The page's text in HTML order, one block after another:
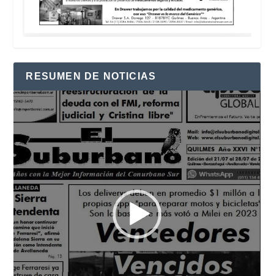
RESUMEN DE NOTICIAS
Reproductor
de
vídeo